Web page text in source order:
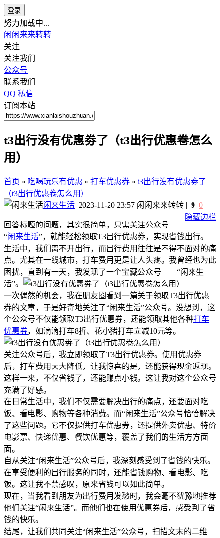
登录
努力加载中...
闲闲来来转转
关注
关注我们
公众号
联系我们
QQ 私信
订阅本站
t3出行没有优惠劵了（t3出行优惠卷怎么
用）
首页 » 吃喝玩乐有优惠 » 打车优惠券 » t3出行没有优惠劵了
（t3出行优惠卷怎么用）
闲来生活 2023-11-20 23:57 闲闲来来转转
|
隐藏边栏
| 9 0
回答标题的问题，其实很简单，只需关注公众号
“闲来生活”，就能轻松领取T3出行优惠券，实现省钱出行。
生活中，我们离不开出行，而出行费用往往是不得不面对的痛
点。尤其在一线城市，打车费用更是让人头疼。我曾经也为此
困扰，直到有一天，我发现了一个宝藏公众号——“闲来生
活”。
一次偶然的机会，我在朋友圈看到一篇关于领取T3出行优惠
券的文章，于是好奇地关注了“闲来生活”公众号。没想到，这
个公众号不仅能领取T3出行优惠券，还能领取其他各种打车
优惠券，如滴滴打车8折、花小猪打车立减10元等。
关注公众号后，我立即领取了T3出行优惠券。使用优惠券
后，打车费用大大降低，让我惊喜的是，还能获得现金返现。
这样一来，不仅省钱了，还能赚点小钱。这让我对这个公众号
充满了好感。
在日常生活中，我们不仅需要解决出行的痛点，还要面对吃
饭、看电影、购物等各种消费。而“闲来生活”公众号恰恰解决
了这些问题。它不仅提供打车优惠券，还提供外卖优惠、特价
电影票、快递优惠、餐饮优惠等，覆盖了我们的生活方方面
面。
自从关注“闲来生活”公众号后，我深刻感受到了省钱的快乐。
在享受便利的出行服务的同时，还能省钱购物、看电影、吃
饭。这让我不禁感叹，原来省钱可以如此简单。
现在，当我看到朋友为出行费用发愁时，我会毫不犹豫地推荐
他们关注“闲来生活”。而他们也在使用优惠券后，感受到了省
钱的快乐。
结尾，让我们共同关注“闲来生活”公众号，扫描文末的二维